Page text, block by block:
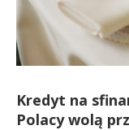
Kredyt na
Polacy wolą